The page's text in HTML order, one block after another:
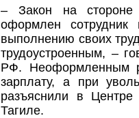
– Закон на стороне
оформлен
выполнению своих
трудоустроенным, –
РФ. Неоформленным
зарплату, а при
разъяснили в
Тагиле.